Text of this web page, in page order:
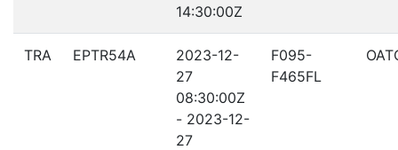
14:30:00Z
TRA EPTR54A
2023-12-
27
08:30:00Z
- 2023-12-
27
F095-
F465FL